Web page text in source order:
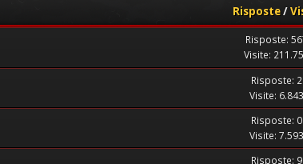
Risposte/
Risposte:
Visite:
Risposte: 2
Visite: 6.843
Risposte: 0
Visite: 7.593
Risposte: 9